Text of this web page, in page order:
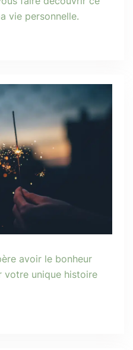
vie personnelle.
avoir le bonheur
votre unique histoire